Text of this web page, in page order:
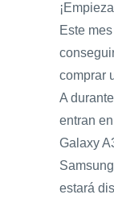
Este
comprar
A
entran
Galaxy
estará